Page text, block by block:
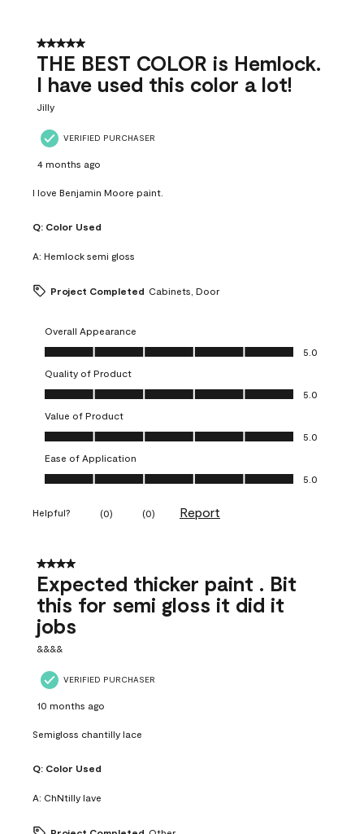
5 out of 5 stars.
THE BEST COLOR is Hemlock.
I have used this color a lot!
Jilly
VERIFIED PURCHASER
4 months ago
I love Benjamin Moore paint.
Q: Color Used
A: Hemlock semi gloss
Project Completed Cabinets, Door
Overall Appearance
Overall Appearance, 5.0 out of 5
5.0
Quality of Product
Quality of Product, 5.0 out of 5
5.0
Value of Product
Value of Product, 5.0 out of 5
5.0
Ease of Application
Ease of Application, 5.0 out of 5
5.0
Helpful? (0) (0) Report
4 out of 5 stars.
Expected thicker paint . Bit
this for semi gloss it did it
jobs
&&&&
VERIFIED PURCHASER
10 months ago
Semigloss chantilly lace
Q: Color Used
A: ChNtilly lave